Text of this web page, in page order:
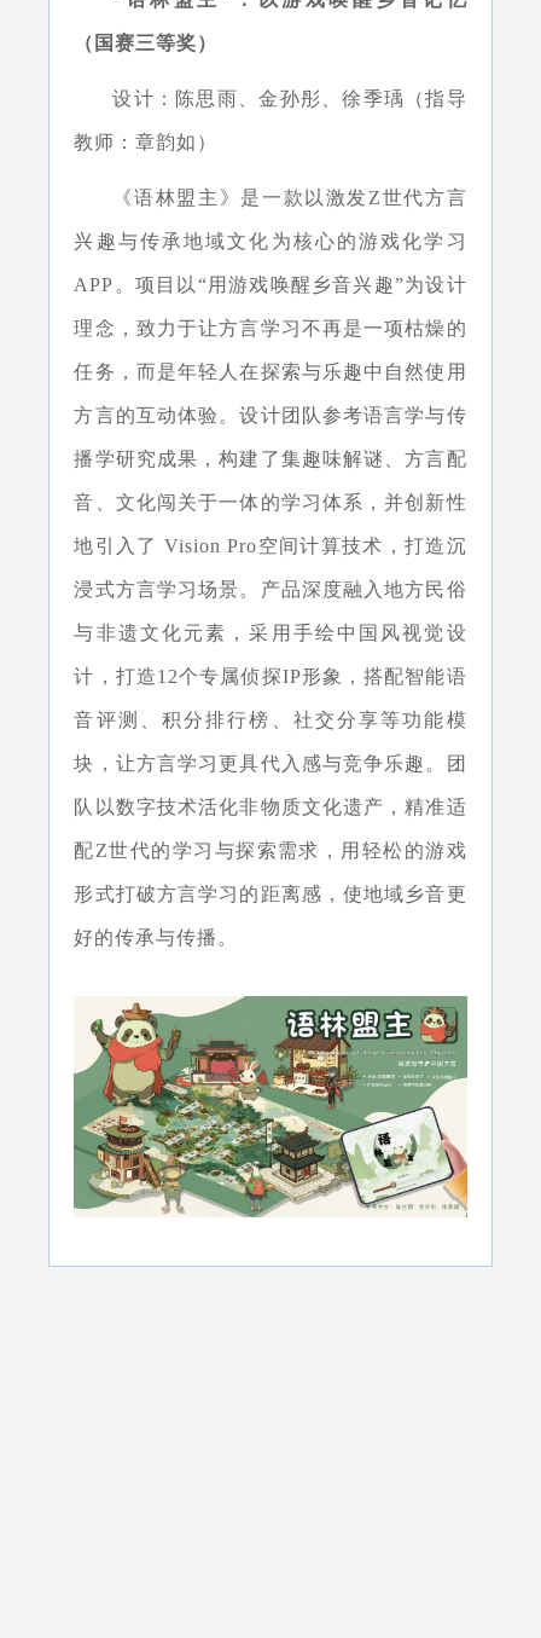
（国赛三等奖）
设计：陈思雨、金孙彤、徐季瑀（指导
教师：章韵如）
《语林盟主》是一款以激发Z世代方言
兴趣与传承地域文化为核心的游戏化学习
APP。项目以“用游戏唤醒乡音兴趣”为设计
理念，致力于让方言学习不再是一项枯燥的
任务，而是年轻人在探索与乐趣中自然使用
方言的互动体验。设计团队参考语言学与传
播学研究成果，构建了集趣味解谜、方言配
音、文化闯关于一体的学习体系，并创新性
地引入了 Vision Pro空间计算技术，打造沉
浸式方言学习场景。产品深度融入地方民俗
与非遗文化元素，采用手绘中国风视觉设
计，打造12个专属侦探IP形象，搭配智能语
音评测、积分排行榜、社交分享等功能模
块，让方言学习更具代入感与竞争乐趣。团
队以数字技术活化非物质文化遗产，精准适
配Z世代的学习与探索需求，用轻松的游戏
形式打破方言学习的距离感，使地域乡音更
好的传承与传播。